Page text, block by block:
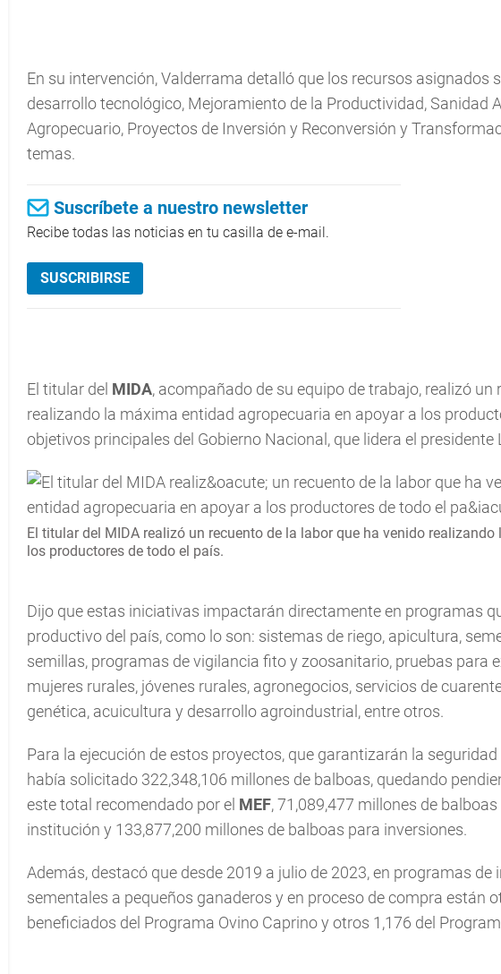
En su intervención, Valderrama detalló que los recursos asignados
desarrollo tecnológico, Mejoramiento de la Productividad, Sanidad
Agropecuario, Proyectos de Inversión y Reconversión y
temas.
Suscríbete a nuestro newsletter
Recibe todas las noticias en tu casilla de e-mail.
SUSCRIBIRSE
El titular del MIDA, acompañado de su equipo de trabajo, realizó
realizando la máxima entidad agropecuaria en apoyar a los
objetivos principales del Gobierno Nacional, que lidera el
El titular del MIDA realizó un recuento de la labor que ha venido
los productores de todo el país.
Dijo que estas iniciativas impactarán directamente en programas
productivo del país, como lo son: sistemas de riego, apicultura,
semillas, programas de vigilancia fito y zoosanitario, pruebas para
mujeres rurales, jóvenes rurales, agronegocios, servicios de
genética, acuicultura y desarrollo agroindustrial, entre otros.
Para la ejecución de estos proyectos, que garantizarán la
había solicitado 322,348,106 millones de balboas, quedando
este total recomendado por el MEF, 71,089,477 millones de
institución y 133,877,200 millones de balboas para inversiones.
Además, destacó que desde 2019 a julio de 2023, en programas de
sementales a pequeños ganaderos y en proceso de compra están
beneficiados del Programa Ovino Caprino y otros 1,176 del